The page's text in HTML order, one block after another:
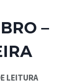
–
LEITURA